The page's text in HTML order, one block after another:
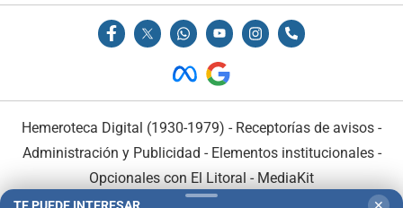
Hemeroteca Digital (1930-1979) - Receptorías de avisos -
Administración y Publicidad - Elementos institucionales-
Opcionales con El Litoral - MediaKit